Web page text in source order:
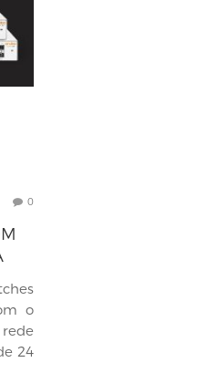
0
o
24